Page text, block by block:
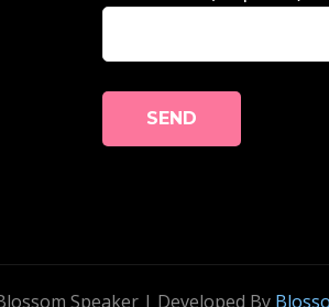
Speaker | Developed By